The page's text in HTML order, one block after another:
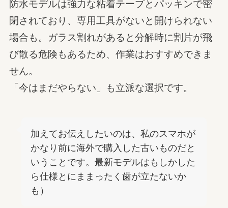
防水モデルは強力な粘着テープとパッキンで密
閉されており、専用工具がないと開けられない
場合も。ガラス割れがあると分解時に割片が飛
び散る危険もあるため、作業はおすすめできま
せん。
「今はまだやらない」も立派な選択です。
加えてお伝えしたいのは、私のスマホが
かなり前に海外で購入した古いものだと
いうことです。最新モデルはもしかした
ら仕様とにままったく歯が立たないか
も）